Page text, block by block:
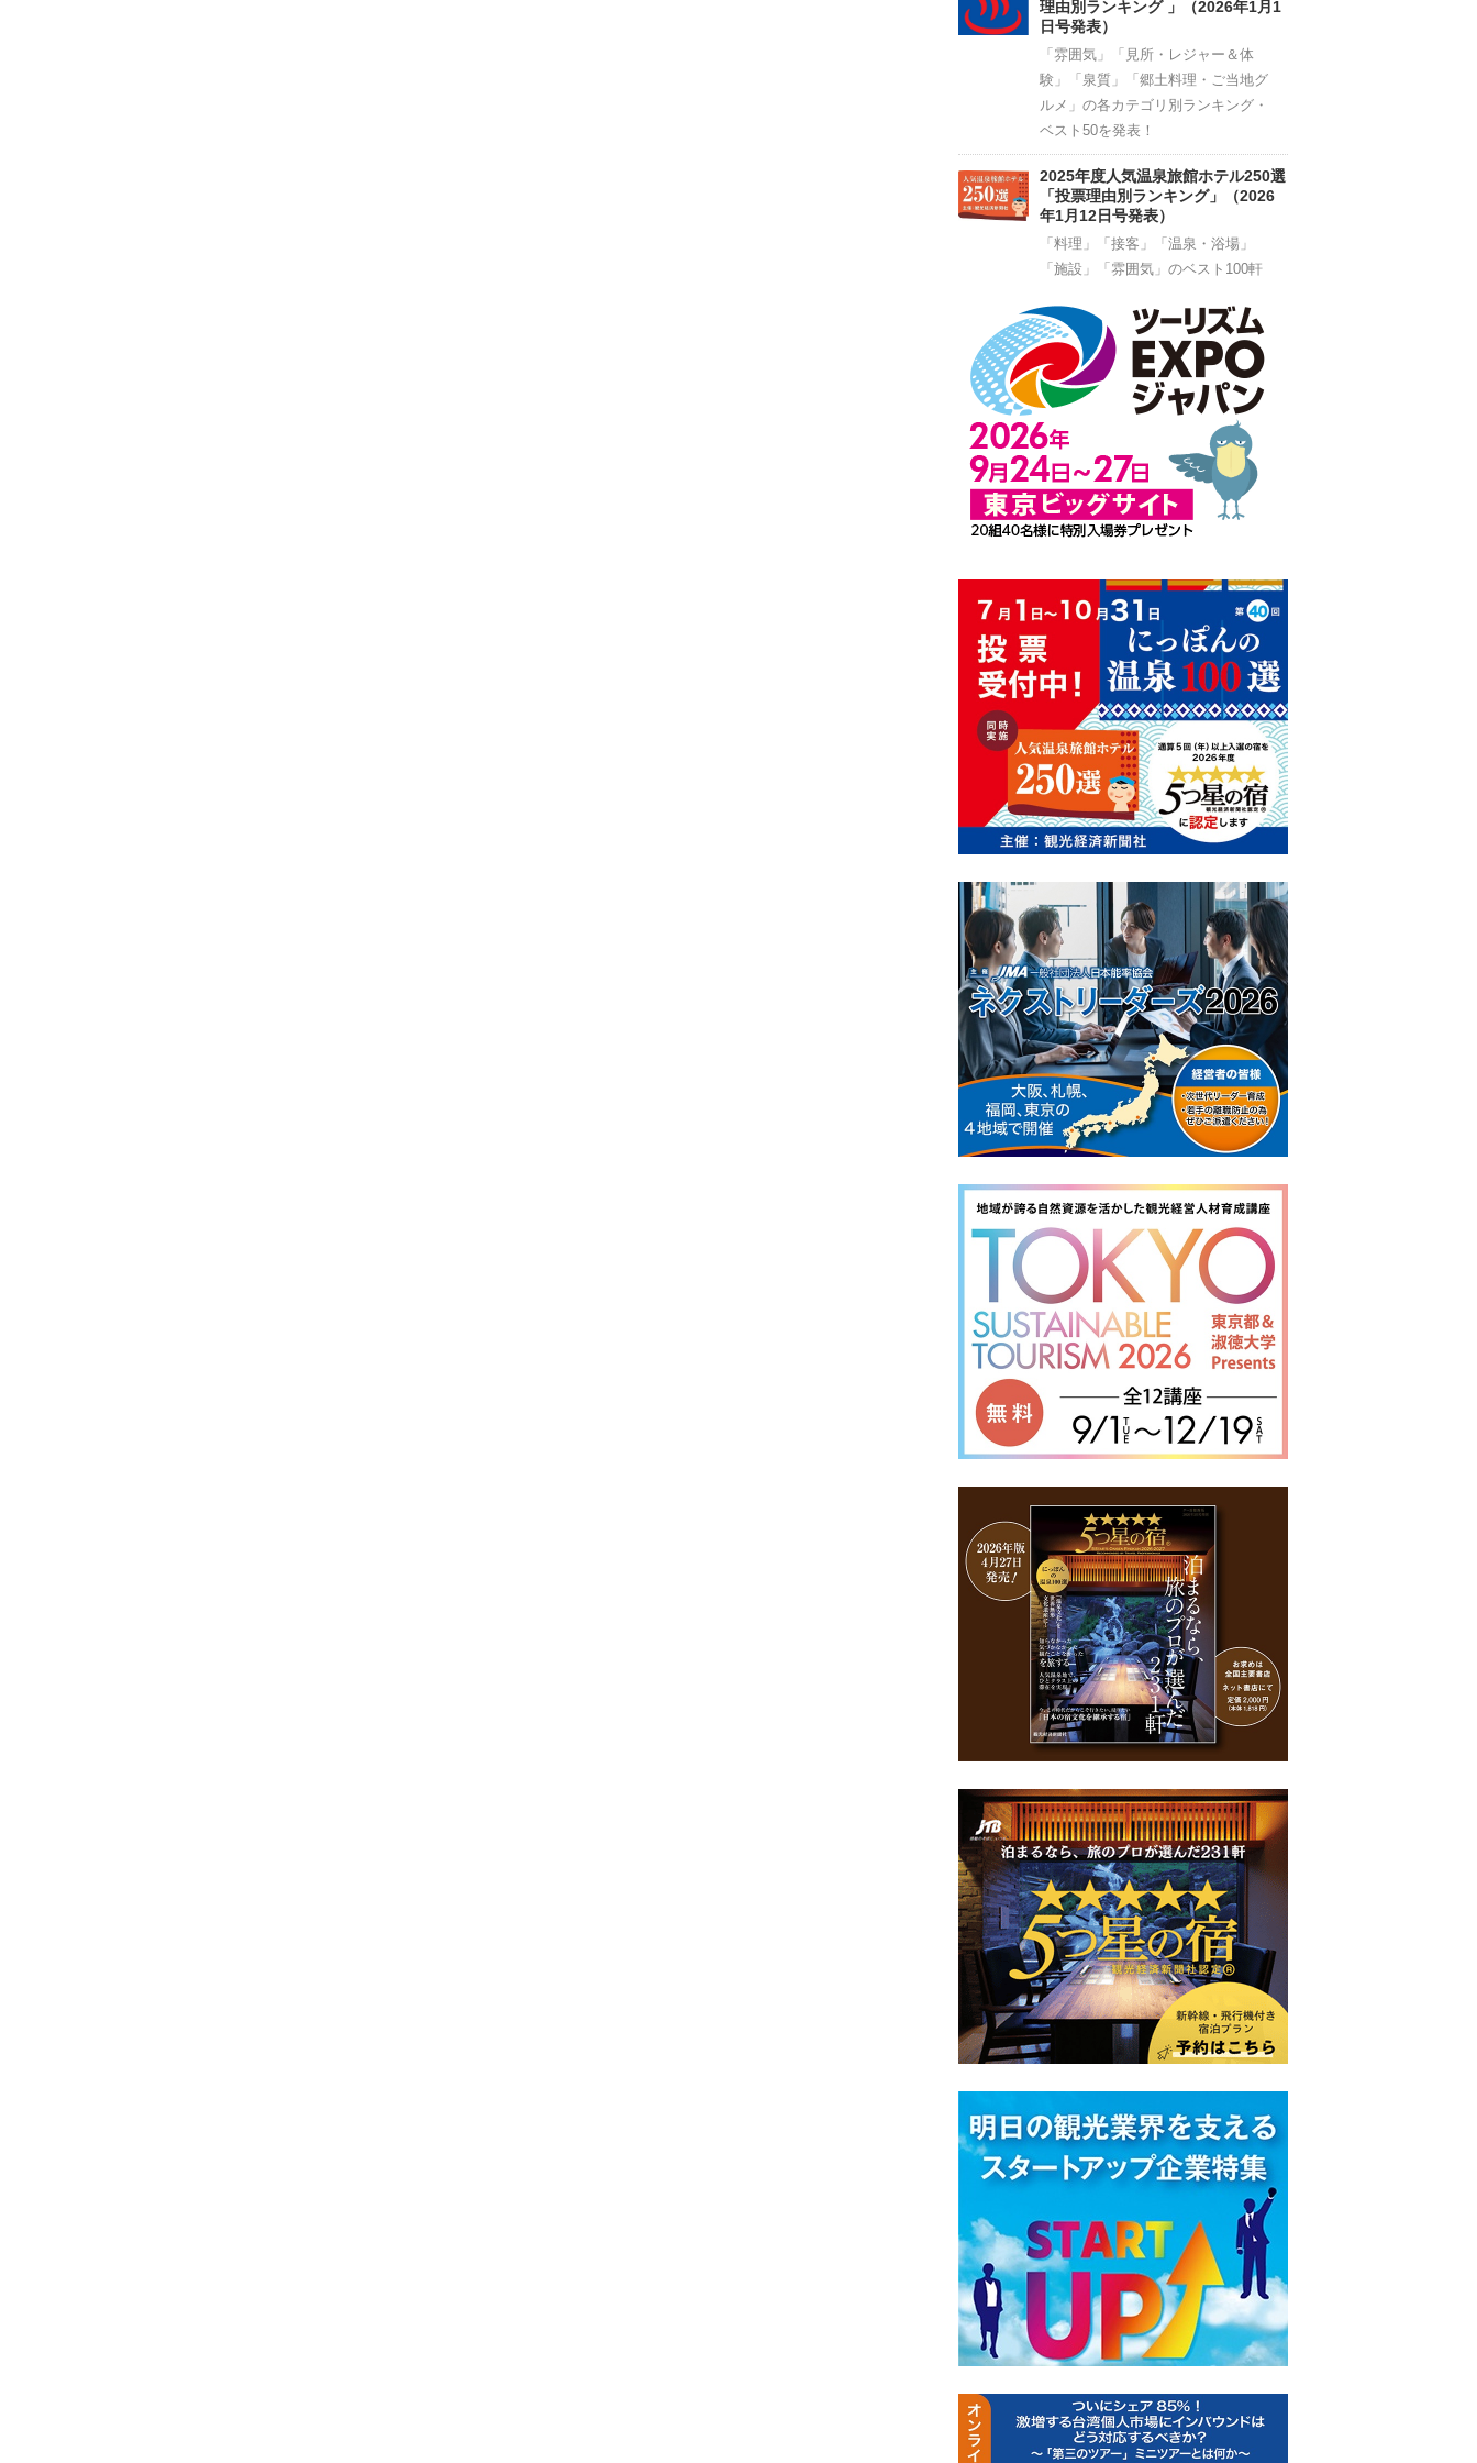
理由別ランキング 」（2026年1月1
日号発表）
「雰囲気」「見所・レジャー＆体
験」「泉質」「郷土料理・ご当地グ
ルメ」の各カテゴリ別ランキング・
ベスト50を発表！
2025年度人気温泉旅館ホテル250選
「投票理由別ランキング」（2026
年1月12日号発表）
「料理」「接客」「温泉・浴場」
「施設」「雰囲気」のベスト100軒